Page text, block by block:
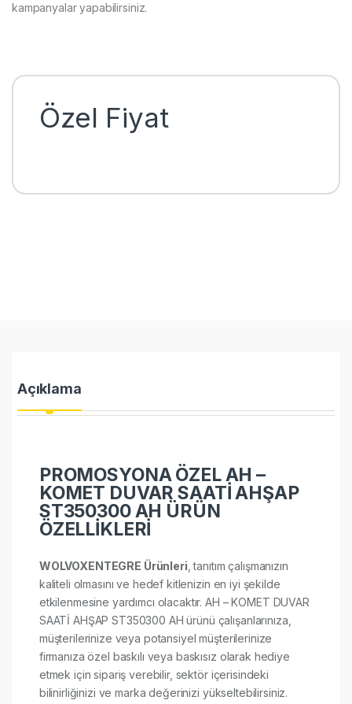
kampanyalar yapabilirsiniz.
Özel Fiyat
Açıklama
PROMOSYONA ÖZEL AH –
KOMET DUVAR SAATİ AHŞAP
ST350300 AH ÜRÜN
ÖZELLİKLERİ
WOLVOXENTEGRE Ürünleri , tanıtım çalışmanızın
kaliteli olmasını ve hedef kitlenizin en iyi şekilde
etkilenmesine yardımcı olacaktır. AH – KOMET DUVAR
SAATİ AHŞAP ST350300 AH ürünü çalışanlarınıza,
müşterilerinize veya potansiyel müşterilerinize
firmanıza özel baskılı veya baskısız olarak hediye
etmek için sipariş verebilir, sektör içerisindeki
bilinirliğinizi ve marka değerinizi yükseltebilirsiniz.